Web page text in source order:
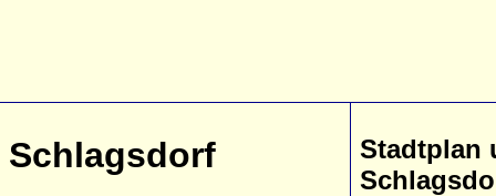
Schlagsdorf
Stadtplan